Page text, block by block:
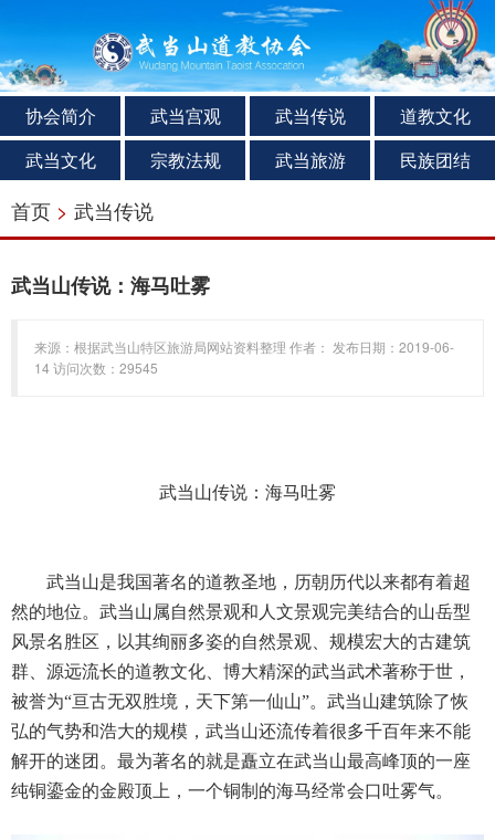
协会简介 武当宫观 武当传说
道教文化
武当文化
宗教法规 武当旅游 民族团结
首页 > 武当传说
武当山传说：海马吐雾
来源：根据武当山特区旅游局网站资料整理 作者： 发布日期：2019-06-
14 访问次数：29545
武当山传说：海马吐雾
武当山是我国著名的道教圣地，历朝历代以来都有着超
然的地位。武当山属自然景观和人文景观完美结合的山岳型
风景名胜区，以其绚丽多姿的自然景观、规模宏大的古建筑
群、源远流长的道教文化、博大精深的武当武术著称于世，
被誉为“亘古无双胜境，天下第一仙山”。武当山建筑除了恢
弘的气势和浩大的规模，武当山还流传着很多千百年来不能
解开的迷团。最为著名的就是矗立在武当山最高峰顶的一座
纯铜鎏金的金殿顶上，一个铜制的海马经常会口吐雾气。